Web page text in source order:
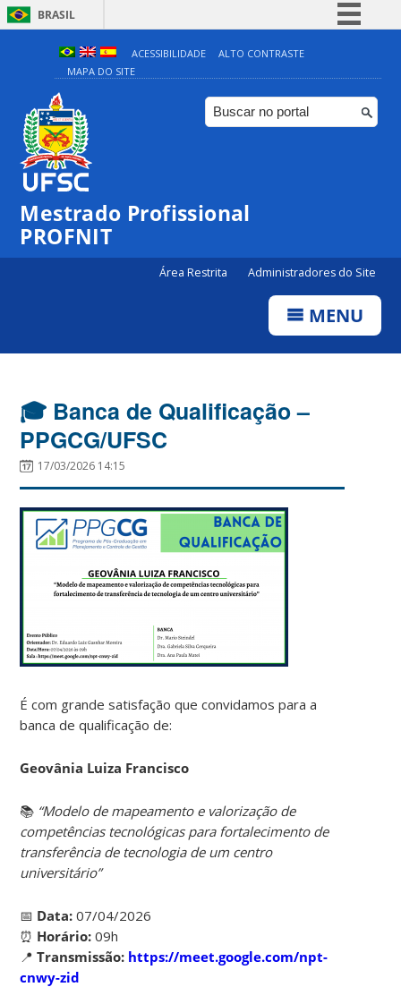
BRASIL
Simplifique!
Comunica BR
Participe
ACESSIBILIDADE
ALTO CONTRASTE
MAPA DO SITE
Mestrado Profissional
PROFNIT
Área Restrita Administradores do Site
MENU
🎓 Banca de Qualificação –
PPGCG/UFSC
17/03/2026 14:15
É com grande satisfação que convidamos para a
banca de qualificação de:
Geovânia Luiza Francisco
📚 “Modelo de mapeamento e valorização de
competências tecnológicas para fortalecimento de
transferência de tecnologia de um centro
universitário”
📅 Data: 07/04/2026
⏰ Horário: 09h
📍Transmissão: https://meet.google.com/npt-
cnwy-zid